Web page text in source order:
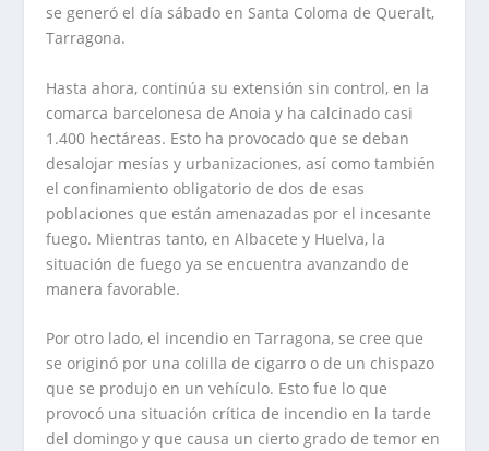
se generó el día sábado en Santa Coloma de Queralt,
Tarragona.
Hasta ahora, continúa su extensión sin control, en la
comarca barcelonesa de Anoia y ha calcinado casi
1.400 hectáreas. Esto ha provocado que se deban
desalojar mesías y urbanizaciones, así como también
el confinamiento obligatorio de dos de esas
poblaciones que están amenazadas por el incesante
fuego. Mientras tanto, en Albacete y Huelva, la
situación de fuego ya se encuentra avanzando de
manera favorable.
Por otro lado, el incendio en Tarragona, se cree que
se originó por una colilla de cigarro o de un chispazo
que se produjo en un vehículo. Esto fue lo que
provocó una situación crítica de incendio en la tarde
del domingo y que causa un cierto grado de temor en